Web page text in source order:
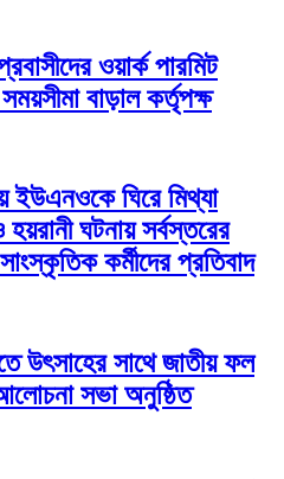
ওয়ার্ক পারমিট
বাড়াল কর্তৃপক্ষ
ইউএনওকে ঘিরে মিথ্যা
ঘটনায় সর্বস্তরের
কর্মীদের প্রতিবাদ
উৎসাহের সাথে জাতীয় ফল
সভা অনুষ্ঠিত